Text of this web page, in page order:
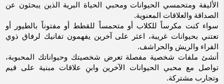
الأليفة ومتحمسي الحيوانات ومحبي الحياة البرية الذين يبحثون عن
الصداقة والعلاقات المعنوية.
سواء كنت مكرساً للكلاب أو متحمساً للقطط أو مفتوناً بالطيور أو
تعتني بحيوانات غريبة، اعثر على آخرين يفهمون تفانيك لرفاق ذوي
الفراء والريش والحراشف.
أنشئ ملفات شخصية مفصلة تعرض شخصيتك وحيواناتك المحبوبة،
تواصل مع محبي الحيوانات الآخرين وابنِ علاقات مبنية على قيم
وتجارب مشتركة.